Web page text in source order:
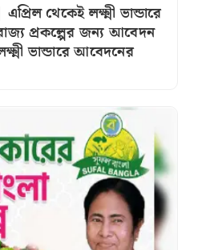
থেকেই লক্ষ্মী ভান্ডারে
প্রকল্পের জন্য আবেদন
ভান্ডারে আবেদনের